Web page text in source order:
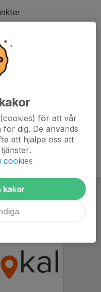
för att vår
dig. De används
att hjälpa oss att
cookies
kakor